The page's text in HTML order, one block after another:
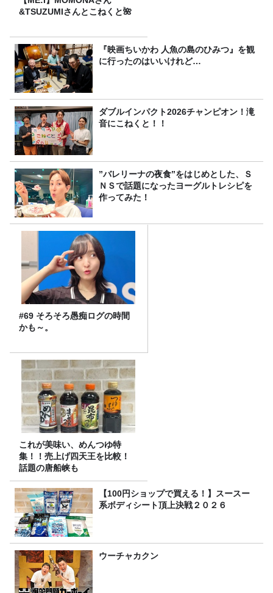
&TSUZUMIさんとこねくと🌺
『映画ちいかわ 人魚の島のひみつ』を観
に行ったのはいいけれど…
ダブルインパクト2026チャンピオン！滝
音にこねくと！！
”バレリーナの夜食”をはじめとした、Ｓ
ＮＳで話題になったヨーグルトレシピを
作ってみた！
#69 そろそろ愚痴ログの時間
かも～。
これが美味い、めんつゆ特
集！！売上げ四天王を比較！
話題の唐船峡も
【100円ショップで買える！】スースー
系ボディシート頂上決戦２０２６
ウーチャカクン